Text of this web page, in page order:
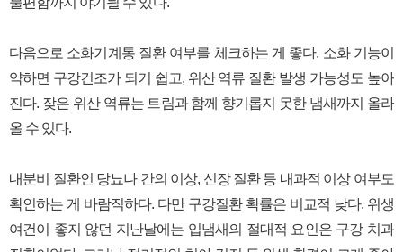
다음으로 소화기계통 질환 여부를 체크하는 게 좋다. 소화 기능이
약하면 구강건조가 되기 쉽고, 위산 역류 질환 발생 가능성도 높아
진다. 잦은 위산 역류는 트림과 함께 향기롭지 못한 냄새까지 올라
올 수 있다.
내분비 질환인 당뇨나 간의 이상, 신장 질환 등 내과적 이상 여부도
확인하는 게 바람직하다. 다만 구강질환 확률은 비교적 낮다. 위생
여건이 좋지 않던 지난날에는 입냄새의 절대적 요인은 구강 치과